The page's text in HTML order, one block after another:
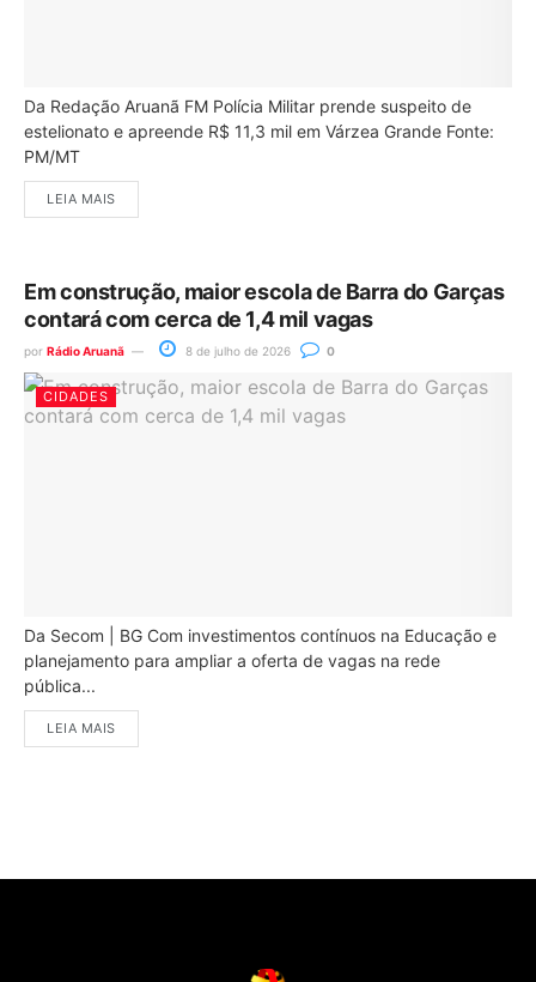
Da Redação Aruanã FM Polícia Militar prende suspeito de
estelionato e apreende R$ 11,3 mil em Várzea Grande Fonte:
PM/MT
LEIA MAIS
Em construção, maior escola de Barra do Garças
contará com cerca de 1,4 mil vagas
por Rádio Aruanã 8 de julho de 2026 0
CIDADES
Da Secom | BG Com investimentos contínuos na Educação e
planejamento para ampliar a oferta de vagas na rede
pública...
LEIA MAIS